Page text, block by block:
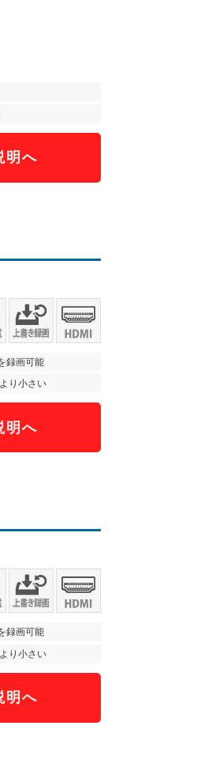
明へ
録画可能
り小さい
明へ
録画可能
り小さい
明へ